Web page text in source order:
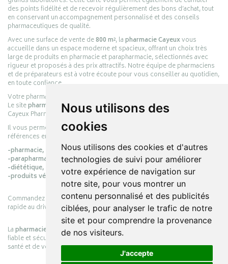
Nous utilisons des
cookies
Nous utilisons des cookies et d'autres
technologies de suivi pour améliorer
votre expérience de navigation sur
notre site, pour vous montrer un
contenu personnalisé et des publicités
ciblées, pour analyser le trafic de notre
site et pour comprendre la provenance
de nos visiteurs.
J'accepte
des points fidélité et de recevoir régulièrement des bons d’achat, tout
en conservant un accompagnement personnalisé et des conseils
pharmaceutiques de qualité.
Avec une surface de vente de800 m², lapharmacie Cayeuxvous
accueille dans un espace moderne et spacieux, offrant un choix très
large de produits en pharmacie et parapharmacie, sélectionnés avec
rigueur et proposés à des prix attractifs. Notre équipe de pharmaciens
et de préparateurs est à votre écoute pour vous conseiller au quotidien,
en toute confiance.
Votre pharmacie en ligne :
Le sitepharmacie-cayeux.frest le prolongement digital de la pharmacie
Cayeux Pharmabest Berck-sur-Mer – Rang-du-Fliers.
Il vous permet de réaliser vos achats en ligne parmi des milliers de
références en :
-pharmacie,
-parapharmacie,
-diététique,
-produits vétérinaires.
Commandez simplement vos produits en ligne et choisissez le retrait
rapide au drive ou la livraison à domicile, en toute simplicité.
Lapharmacie Cayeuxs’engage à vous offrir une expérience pratique,
fiable et sécurisée, en officine comme en ligne, au service de votre
santé et de votre bien-être.